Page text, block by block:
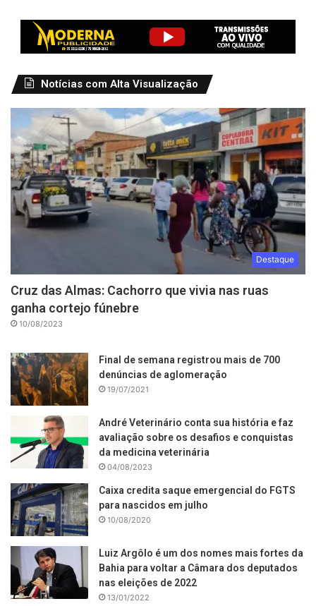
Notícias com Alta Visualização
Destaque
Cruz das Almas: Cachorro que vivia nas ruas
ganha cortejo fúnebre
10/08/2023
Final de semana registrou mais de 700
denúncias de aglomeração
19/07/2021
André Veterinário conta sua história e faz
avaliação sobre os desafios e conquistas
da medicina veterinária
04/08/2023
Caixa credita saque emergencial do FGTS
para nascidos em julho
10/08/2020
Luiz Argôlo é um dos nomes mais fortes da
Bahia para voltar a Câmara dos deputados
nas eleições de 2022
13/01/2022